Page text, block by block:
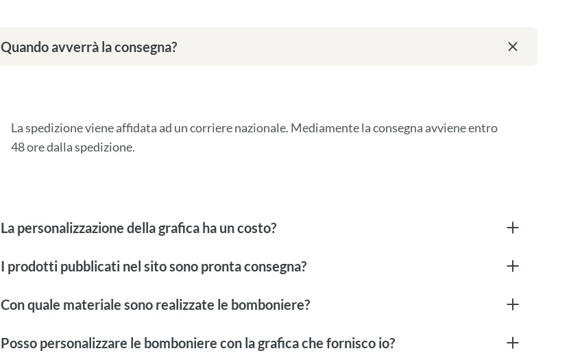
Quando avverrà la consegna?
La spedizione viene affidata ad un corriere nazionale. Mediamente la consegna avviene entro
48 ore dalla spedizione.
La personalizzazione della grafica ha un costo?
I prodotti pubblicati nel sito sono pronta consegna?
Con quale materiale sono realizzate le bomboniere?
Posso personalizzare le bomboniere con la grafica che fornisco io?